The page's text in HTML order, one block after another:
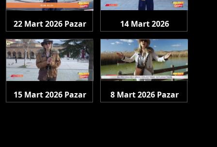
22 Mart 2026 Pazar
14 Mart 2026
15 Mart 2026 Pazar 8 Mart 2026 Pazar